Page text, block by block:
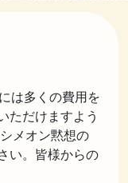
は多くの費用を
ただけますよう
メオン黙想の
い。皆様からの